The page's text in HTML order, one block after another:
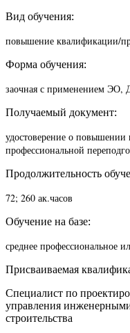
Вид обучения:
повышение квалификации/п
Форма обучения:
заочная с применением ЭО,
Получаемый документ:
удостоверение о
профессиональной
Продолжительность
72; 260 ак.часов
Обучение на базе:
среднее профессиональное
Присваиваемая
Специалист по
управления
строительства